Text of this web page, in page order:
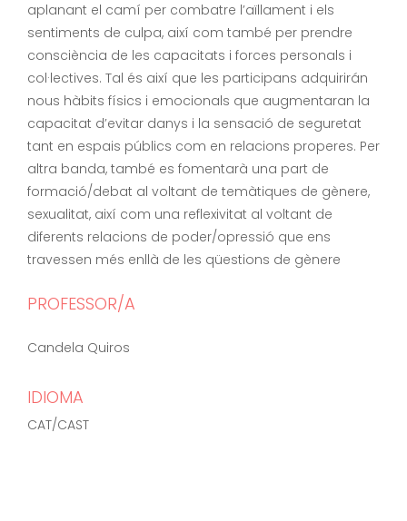
aplanant el camí per combatre l’aïllament i els
sentiments de culpa, així com també per prendre
consciència de les capacitats i forces personals i
col·lectives. Tal és així que les participans adquirirán
nous hàbits físics i emocionals que augmentaran la
capacitat d’evitar danys i la sensació de seguretat
tant en espais públics com en relacions properes. Per
altra banda, també es fomentarà una part de
formació/debat al voltant de temàtiques de gènere,
sexualitat, així com una reflexivitat al voltant de
diferents relacions de poder/opressió que ens
travessen més enllà de les qüestions de gènere
PROFESSOR/A
Candela Quiros
IDIOMA
CAT/CAST